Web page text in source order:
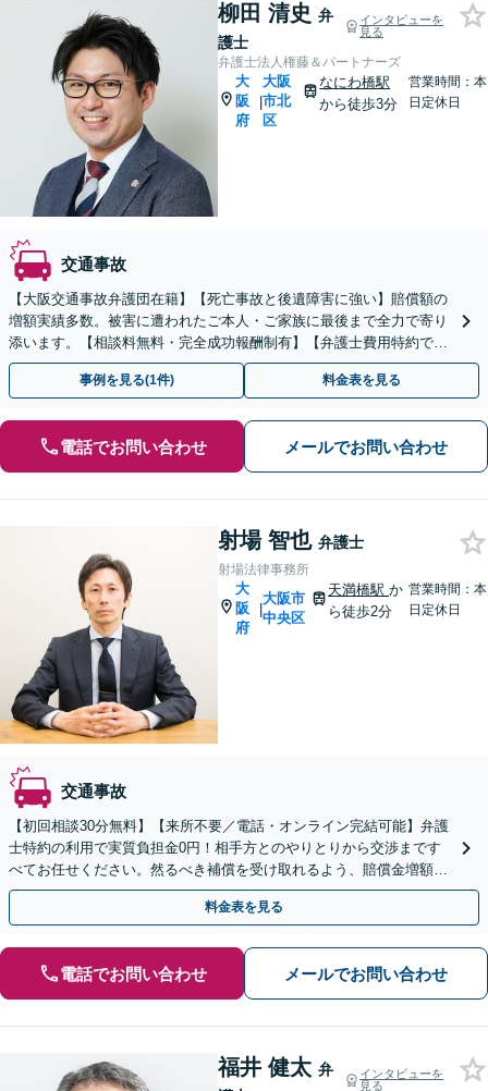
柳田 清史 弁
護士
インタビューを
見る
弁護士法人権藤＆パートナーズ
大
阪
府
|
大阪
市北
区
なにわ橋駅
から徒歩3分
営業時間：本
日定休日
交通事故
【大阪交通事故弁護団在籍】【死亡事故と後遺障害に強い】賠償額の
増額実績多数。被害に遭われたご本人・ご家族に最後まで全力で寄り
添います。【相談料無料・完全成功報酬制有】【弁護士費用特約でご
相談～解決まで完全無料になる可能性有】
事例を見る(1件) 料金表を見る
電話でお問い合わせ メールでお問い合わせ
射場 智也 弁護士
射場法律事務所
大
阪
府
|
大阪市
中央区
天満橋駅か
ら徒歩2分
営業時間：本
日定休日
交通事故
【初回相談30分無料】【来所不要／電話・オンライン完結可能】弁護
士特約の利用で実質負担金0円！相手方とのやりとりから交渉まです
べてお任せください。然るべき補償を受け取れるよう、賠償金増額を
目指して最善を尽くします【天満橋駅2分】
料金表を見る
電話でお問い合わせ メールでお問い合わせ
福井 健太 弁
インタビューを
見る